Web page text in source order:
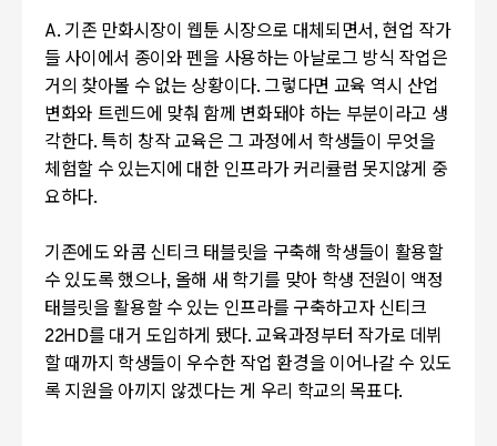
A. 기존 만화시장이 웹툰 시장으로 대체되면서, 현업 작가
들 사이에서 종이와 펜을 사용하는 아날로그 방식 작업은
거의 찾아볼 수 없는 상황이다. 그렇다면 교육 역시 산업
변화와 트렌드에 맞춰 함께 변화돼야 하는 부분이라고 생
각한다. 특히 창작 교육은 그 과정에서 학생들이 무엇을
체험할 수 있는지에 대한 인프라가 커리큘럼 못지않게 중
요하다.
기존에도 와콤 신티크 태블릿을 구축해 학생들이 활용할
수 있도록 했으나, 올해 새 학기를 맞아 학생 전원이 액정
태블릿을 활용할 수 있는 인프라를 구축하고자 신티크
22HD를 대거 도입하게 됐다.교육과정부터 작가로 데뷔
할 때까지 학생들이 우수한 작업 환경을 이어나갈 수 있도
록 지원을 아끼지 않겠다는 게 우리 학교의 목표다.